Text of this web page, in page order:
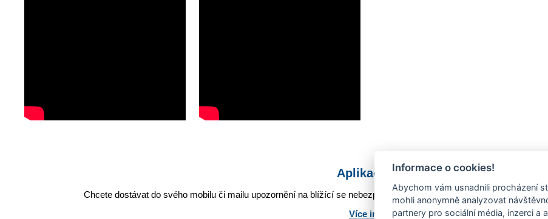
Aplikace Mobilní rozhlas
Chcete dostávat do svého mobilu či mailu upozornění na blížící se nebezpečí, odstávky, poruchy a výpadky energií,
Více informací o aplikaci
Informace o cookies!
Abychom vám usnadnili procházení
mohli anonymně analyzovat
partnery pro sociální média, inzerci a